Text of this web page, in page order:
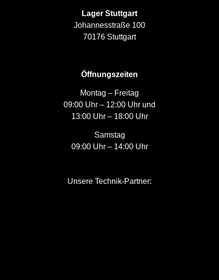
Lager Stuttgart
Johannesstraße 100
70176 Stuttgart
Öffnungszeiten
Montag – Freitag
09:00 Uhr – 12:00 Uhr und
13:00 Uhr – 18:00 Uhr
Samstag
09:00 Uhr – 14:00 Uhr
Unsere Technik-Partner: